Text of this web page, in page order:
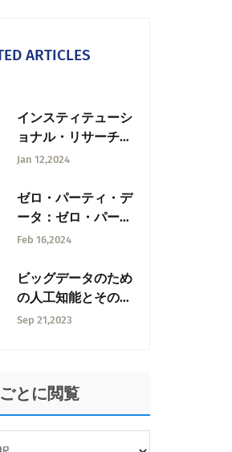
ARTICLES
インスティテューシ
ョナル・リサーチ研
究とは何か、活動と
Jan 12,2024
ゼロ・パーティ・デ
ータ：ゼロ・パーテ
ィ・データとは何
Feb 16,2024
ビッグデータのため
の人工知能とその連
携方法
Sep 21,2023
とに閲覧